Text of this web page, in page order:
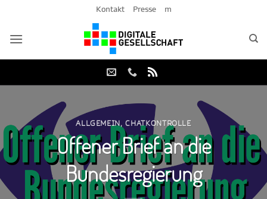
springen
Kontakt Presse m
ALLGEMEIN,CHATKONTROLLE
Offener Brief an die
Bundesregierung